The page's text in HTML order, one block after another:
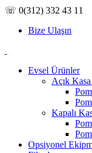
☏ 0(312) 332 43 11
Bize Ulaşın
Evsel Ürünler
Açık
Kapalı
Opsiyonel